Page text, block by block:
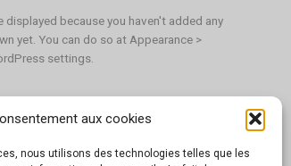
aux cookies
nous utilisons des technologies telles que les
displayed because you haven't added any
yet. You can do so at Appearance >
settings.